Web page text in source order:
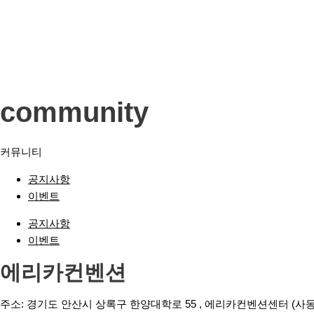
community
커뮤니티
공지사항
이벤트
공지사항
이벤트
에리카컨벤션
주소: 경기도 안산시 상록구 한양대학로 55 , 에리카컨벤션센터 (사